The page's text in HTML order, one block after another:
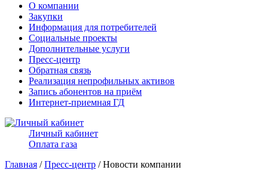
О компании
Закупки
Информация для потребителей
Социальные проекты
Дополнительные услуги
Пресс-центр
Обратная связь
Реализация непрофильных активов
Запись абонентов на приём
Интернет-приемная ГД
Личный кабинет
Оплата газа
Главная /Пресс-центр / Новости компании